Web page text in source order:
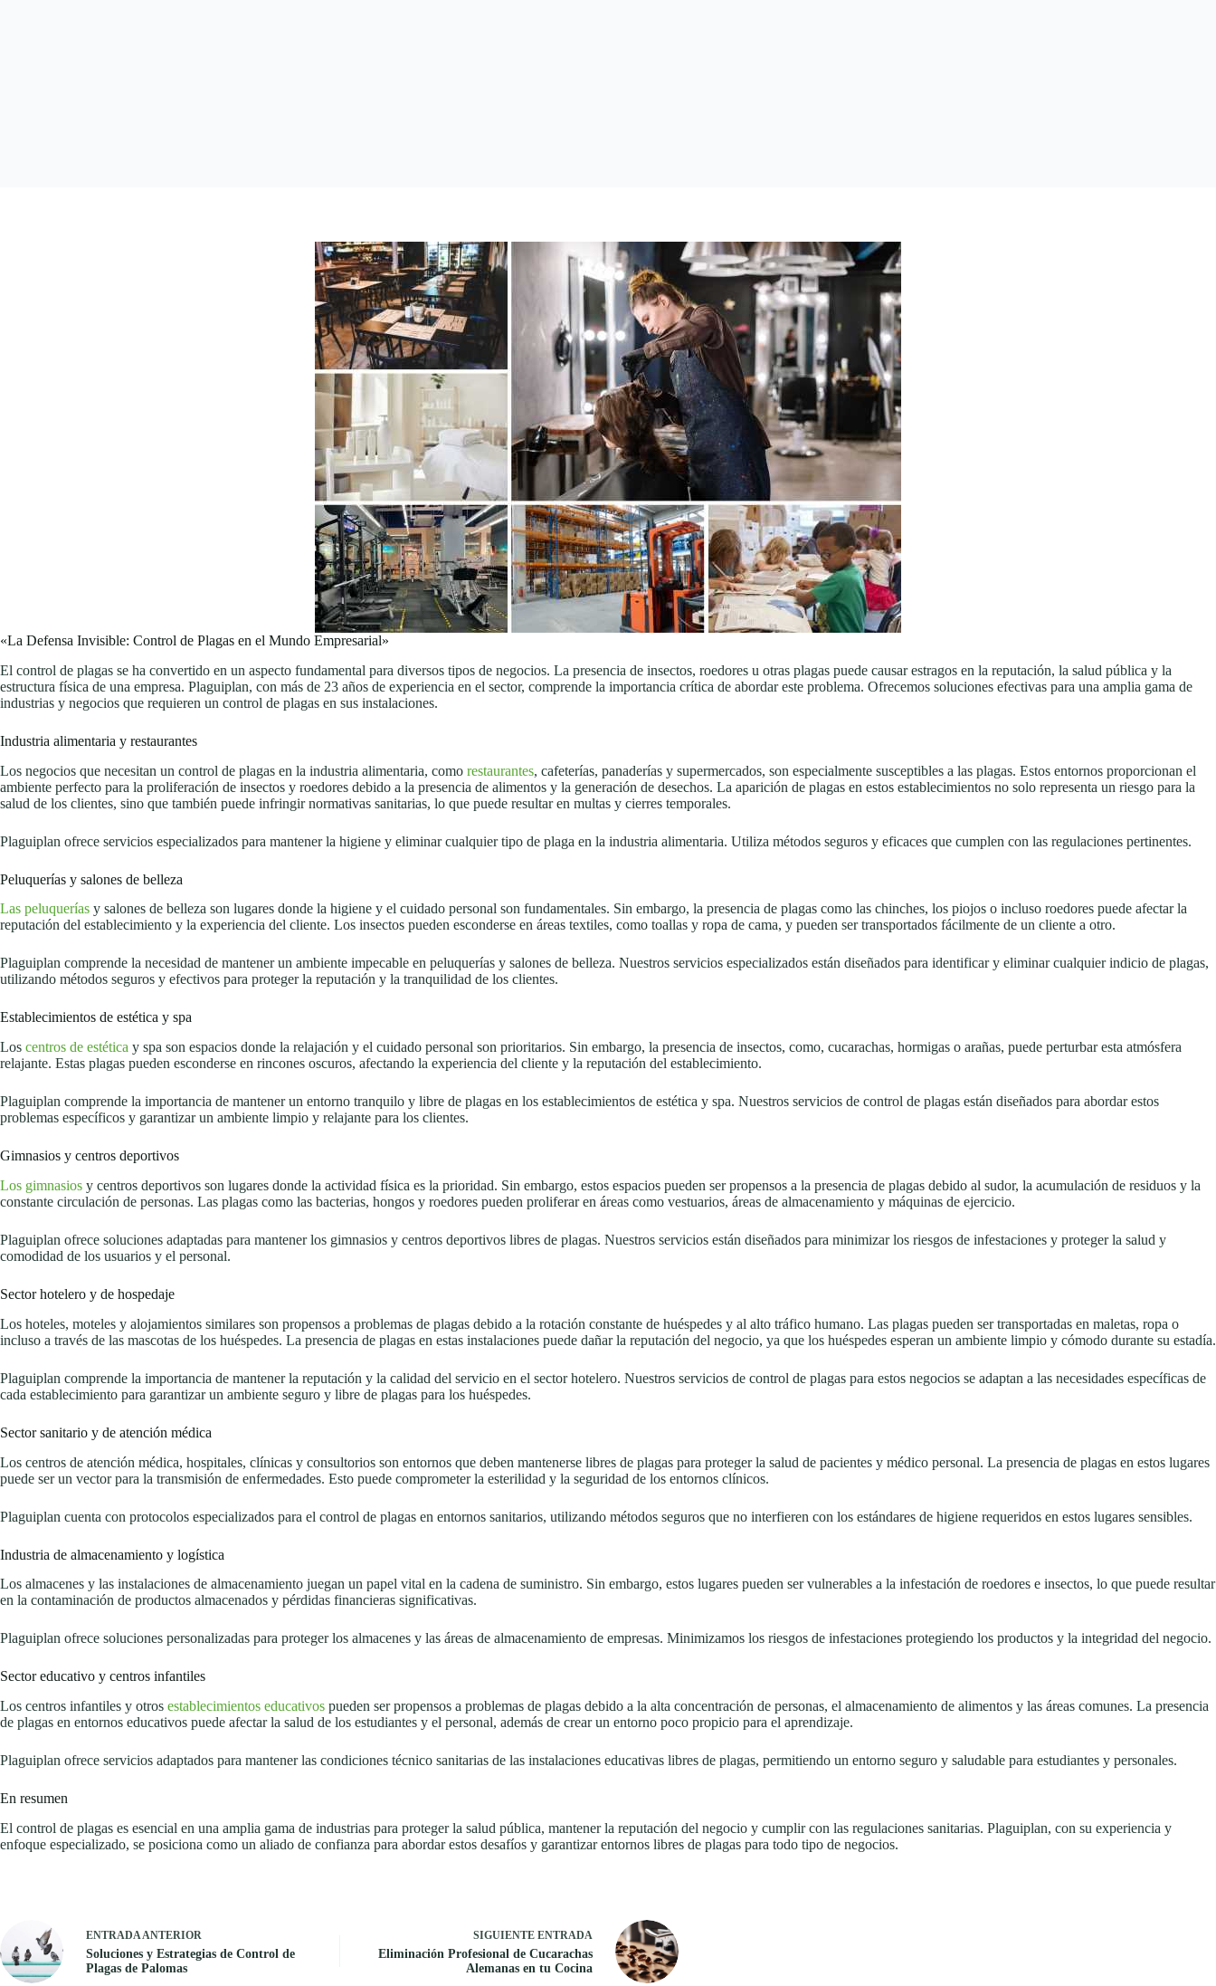
«La Defensa Invisible: Control de Plagas en el Mundo Empresarial»
El control de plagas se ha convertido en un aspecto fundamental para diversos tipos de negocios. La presencia de insectos, roedores u otras plagas puede causar estragos en la reputación, la salud pública y la
estructura física de una empresa. Plaguiplan, con más de 23 años de experiencia en el sector, comprende la importancia crítica de abordar este problema. Ofrecemos soluciones efectivas para una amplia gama de
industrias y negocios que requieren un control de plagas en sus instalaciones.
Industria alimentaria y restaurantes
Los negocios que necesitan un control de plagas en la industria alimentaria, como restaurantes, cafeterías, panaderías y supermercados, son especialmente susceptibles a las plagas. Estos entornos proporcionan el
ambiente perfecto para la proliferación de insectos y roedores debido a la presencia de alimentos y la generación de desechos. La aparición de plagas en estos establecimientos no solo representa un riesgo para la
salud de los clientes, sino que también puede infringir normativas sanitarias, lo que puede resultar en multas y cierres temporales.
Plaguiplan ofrece servicios especializados para mantener la higiene y eliminar cualquier tipo de plaga en la industria alimentaria. Utiliza métodos seguros y eficaces que cumplen con las regulaciones pertinentes.
Peluquerías y salones de belleza
Las peluquerías y salones de belleza son lugares donde la higiene y el cuidado personal son fundamentales. Sin embargo, la presencia de plagas como las chinches, los piojos o incluso roedores puede afectar la
reputación del establecimiento y la experiencia del cliente. Los insectos pueden esconderse en áreas textiles, como toallas y ropa de cama, y ​​pueden ser transportados fácilmente de un cliente a otro.
Plaguiplan comprende la necesidad de mantener un ambiente impecable en peluquerías y salones de belleza. Nuestros servicios especializados están diseñados para identificar y eliminar cualquier indicio de plagas,
utilizando métodos seguros y efectivos para proteger la reputación y la tranquilidad de los clientes.
Establecimientos de estética y spa
Los centros de estética y spa son espacios donde la relajación y el cuidado personal son prioritarios. Sin embargo, la presencia de insectos, como, cucarachas, hormigas o arañas, puede perturbar esta atmósfera
relajante. Estas plagas pueden esconderse en rincones oscuros, afectando la experiencia del cliente y la reputación del establecimiento.
Plaguiplan comprende la importancia de mantener un entorno tranquilo y libre de plagas en los establecimientos de estética y spa. Nuestros servicios de control de plagas están diseñados para abordar estos
problemas específicos y garantizar un ambiente limpio y relajante para los clientes.
Gimnasios y centros deportivos
Los gimnasios y centros deportivos son lugares donde la actividad física es la prioridad. Sin embargo, estos espacios pueden ser propensos a la presencia de plagas debido al sudor, la acumulación de residuos y la
constante circulación de personas. Las plagas como las bacterias, hongos y roedores pueden proliferar en áreas como vestuarios, áreas de almacenamiento y máquinas de ejercicio.
Plaguiplan ofrece soluciones adaptadas para mantener los gimnasios y centros deportivos libres de plagas. Nuestros servicios están diseñados para minimizar los riesgos de infestaciones y proteger la salud y
comodidad de los usuarios y el personal.
Sector hotelero y de hospedaje
Los hoteles, moteles y alojamientos similares son propensos a problemas de plagas debido a la rotación constante de huéspedes y al alto tráfico humano. Las plagas pueden ser transportadas en maletas, ropa o
incluso a través de las mascotas de los huéspedes. La presencia de plagas en estas instalaciones puede dañar la reputación del negocio, ya que los huéspedes esperan un ambiente limpio y cómodo durante su estadía.
Plaguiplan comprende la importancia de mantener la reputación y la calidad del servicio en el sector hotelero. Nuestros servicios de control de plagas para estos negocios se adaptan a las necesidades específicas de
cada establecimiento para garantizar un ambiente seguro y libre de plagas para los huéspedes.
Sector sanitario y de atención médica
Los centros de atención médica, hospitales, clínicas y consultorios son entornos que deben mantenerse libres de plagas para proteger la salud de pacientes y médico personal. La presencia de plagas en estos lugares
puede ser un vector para la transmisión de enfermedades. Esto puede comprometer la esterilidad y la seguridad de los entornos clínicos.
Plaguiplan cuenta con protocolos especializados para el control de plagas en entornos sanitarios, utilizando métodos seguros que no interfieren con los estándares de higiene requeridos en estos lugares sensibles.
Industria de almacenamiento y logística
Los almacenes y las instalaciones de almacenamiento juegan un papel vital en la cadena de suministro. Sin embargo, estos lugares pueden ser vulnerables a la infestación de roedores e insectos, lo que puede resultar
en la contaminación de productos almacenados y pérdidas financieras significativas.
Plaguiplan ofrece soluciones personalizadas para proteger los almacenes y las áreas de almacenamiento de empresas. Minimizamos los riesgos de infestaciones protegiendo los productos y la integridad del negocio.
Sector educativo y centros infantiles
Los centros infantiles y otros establecimientos educativos pueden ser propensos a problemas de plagas debido a la alta concentración de personas, el almacenamiento de alimentos y las áreas comunes. La presencia
de plagas en entornos educativos puede afectar la salud de los estudiantes y el personal, además de crear un entorno poco propicio para el aprendizaje.
Plaguiplan ofrece servicios adaptados para mantener las condiciones técnico sanitarias de las instalaciones educativas libres de plagas, permitiendo un entorno seguro y saludable para estudiantes y personales.
En resumen
El control de plagas es esencial en una amplia gama de industrias para proteger la salud pública, mantener la reputación del negocio y cumplir con las regulaciones sanitarias. Plaguiplan, con su experiencia y
enfoque especializado, se posiciona como un aliado de confianza para abordar estos desafíos y garantizar entornos libres de plagas para todo tipo de negocios.
ENTRADAANTERIOR
Soluciones y Estrategias de Control de
Plagas de Palomas
SIGUIENTE ENTRADA
Eliminación Profesional de Cucarachas
Alemanas en tu Cocina